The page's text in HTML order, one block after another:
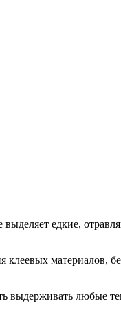
едкие,
материалов,
выдерживать любые